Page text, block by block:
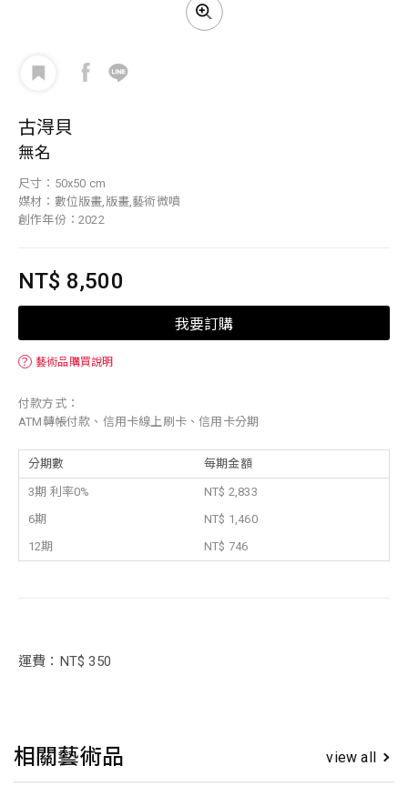
古淂貝
無名
尺寸：50x50 cm
媒材：數位版畫,版畫,藝術微噴
創作年份：2022
NT$ 8,500
我要訂購
？ 藝術品購買說明
付款方式：
ATM轉帳付款、信用卡線上刷卡、信用卡分期
分期數 每期金額
3期 利率0%
NT$ 2,833
6期
NT$ 1,460
12期
NT$ 746
運費：NT$ 350
相關藝術品 view all